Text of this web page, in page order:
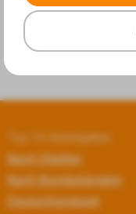
Top 10 Arbeitgeber
Nach Städten
Nach Bundesländern
Deutschlandweit